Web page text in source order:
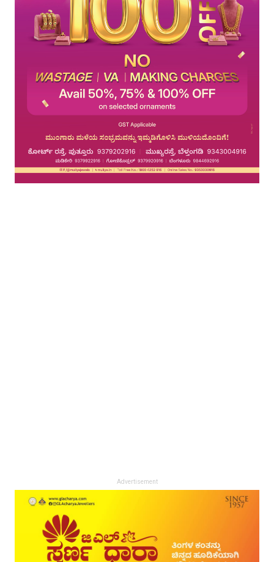
Advertisement